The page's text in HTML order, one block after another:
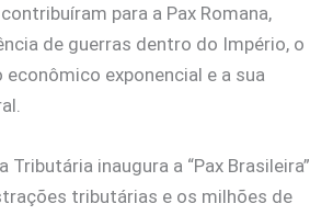
para a Pax Romana,
de guerras dentro do Império, o
exponencial e a sua
Tributária inaugura a “Pax Brasileira”
tributárias e os milhões de